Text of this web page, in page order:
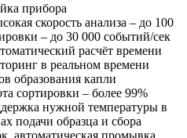
прибора
скорость анализа – до 100
– до 30 000 событий/сек
расчёт времени
в реальном времени
образования капли
сортировки – более 99%
нужной температуры в
подачи образца и сбора
автоматическая промывка